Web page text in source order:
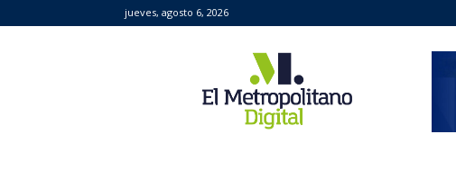
jueves, agosto 6, 2026
Metropolitano
Digital